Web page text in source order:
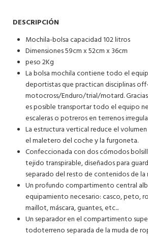
DESCRIPCIÓN
Mochila-bolsa capacidad 102 litros
Dimensiones 59cm x 52cm x 36cm
peso 2Kg
La bolsa mochila contiene todo el
deportistas que practican disciplinas
motocross/Enduro/trial/motard.
es posible transportar todo el equipo
escaleras o potreros en terrenos
La estructura vertical reduce el
el maletero del coche y la furgoneta.
Confeccionada con dos cómodos
tejido transpirable, diseñados para
separado del resto de contenidos de la
Un profundo compartimento central
equipamiento necesario: casco, peto,
maillot, máscara, guantes, etc...
Un separador en el compartimento
todoterreno separada de la muda de